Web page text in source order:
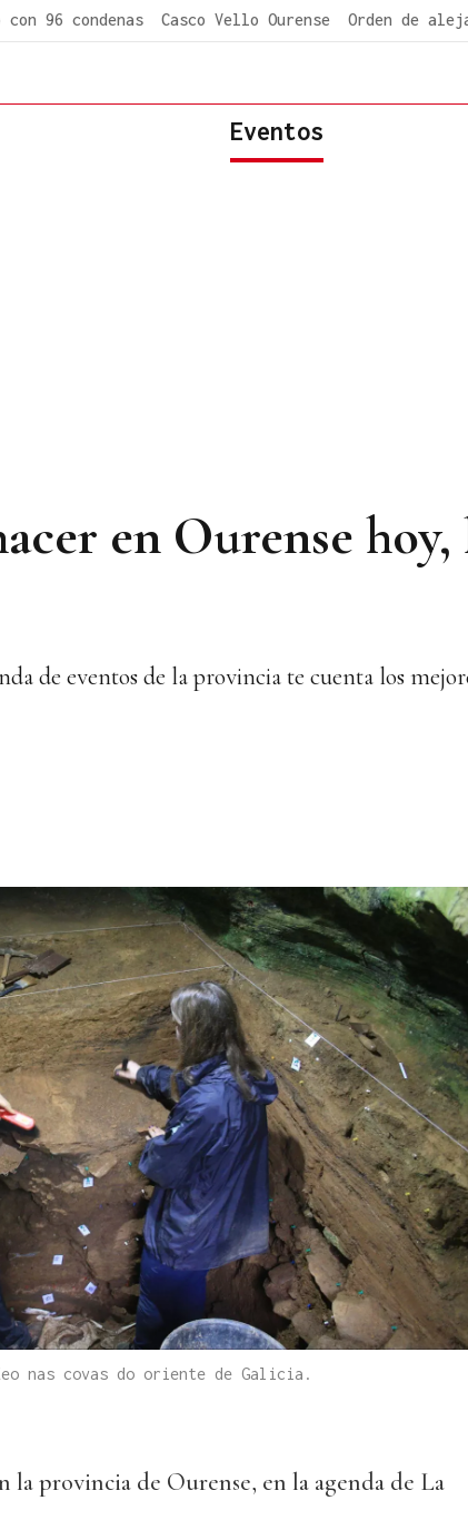
con 96 condenas Casco Vello Ourense Orden de
Eventos
en Ourense
de eventos de la provincia te cuenta los
nas covas do oriente de Galicia.
la provincia de Ourense, en la agenda de La